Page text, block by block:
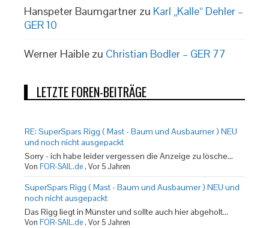
Hanspeter Baumgartner zu Karl „Kalle“ Dehler –
GER 10
Werner Haible zu Christian Bodler – GER 77
LETZTE FOREN-BEITRÄGE
RE: SuperSpars Rigg ( Mast - Baum und Ausbaumer ) NEU
und noch nicht ausgepackt
Sorry - ich habe leider vergessen die Anzeige zu lösche...
Von FOR-SAIL.de, Vor 5 Jahren
SuperSpars Rigg ( Mast - Baum und Ausbaumer ) NEU und
noch nicht ausgepackt
Das Rigg liegt in Münster und sollte auch hier abgeholt...
Von FOR-SAIL.de, Vor 5 Jahren